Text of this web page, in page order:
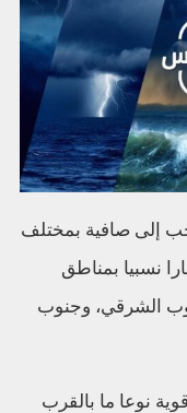
إلى صافية بمختلف
نسبيا بمناطق
الشرقي، وجنوب
نوعا ما بالقرب